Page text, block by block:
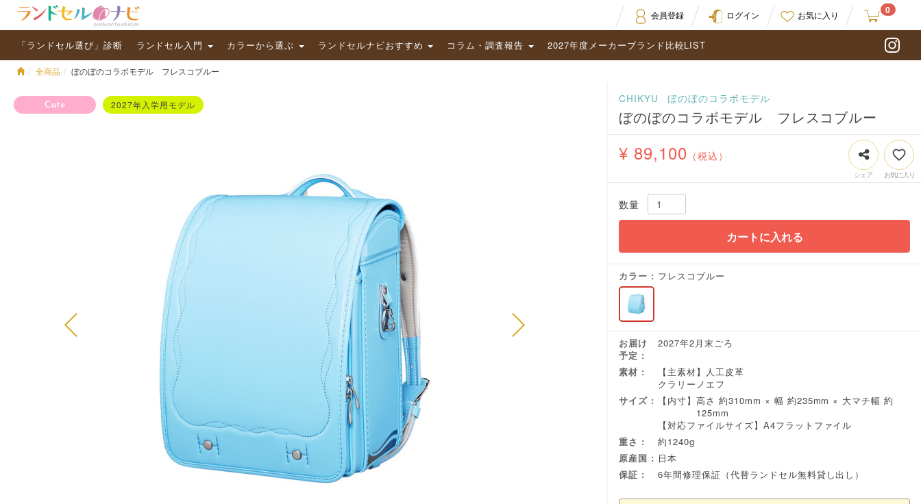
0
会員登録 ログイン お気に入り
「ランドセル選び」診断 ランドセル入門 カラーから選ぶ ランドセルナビおすすめ コラム・調査報告 2027年度メーカーブランド比較LIST
全商品 ぼのぼのコラボモデル フレスコブルー
CHIKYU ぼのぼのコラボモデル
ぼのぼのコラボモデル フレスコブルー
2027年入学用モデル
¥ 89,100 （税込）
数量
カートに入れる
カラー フレスコブルー
お届け
予定
2027年2月末ごろ
素材
【主素材】人工皮革
クラリーノエフ
サイズ
【内寸】高さ 約310mm × 幅 約235mm × 大マチ幅 約
125mm
【対応ファイルサイズ】A4フラットファイル
重さ
約1240g
原産国
日本
保証
6年間修理保証（代替ランドセル無料貸し出し）